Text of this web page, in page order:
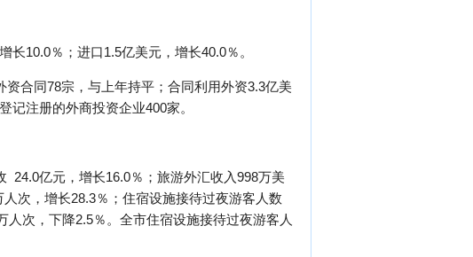
10.0％；进口1.5亿美元，增长40.0％。
合同78宗，与上年持平；合同利用外资3.3亿美
记注册的外商投资企业400家。
24.0亿元，增长16.0％；旅游外汇收入998万美
次，增长28.3％；住宿设施接待过夜游客人数
次，下降2.5％。全市住宿设施接待过夜游客人